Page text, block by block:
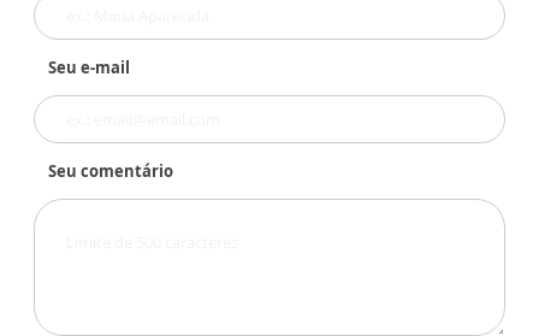
Seu e-mail
Seu comentário